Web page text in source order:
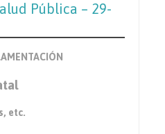
Pública – 29-
etc.